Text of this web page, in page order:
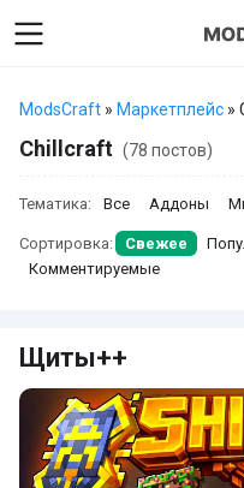
ModsCraft » Маркетплейс »
Chillcraft (78 постов)
Тематика: Все Аддоны
Сортировка: Свежее
Комментируемые
Щиты++